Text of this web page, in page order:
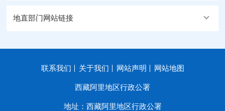
地直部门网站链接
联系我们 关于我们 网站声明 网站地图
西藏阿里地区行政公署
地址：西藏阿里地区行政公署